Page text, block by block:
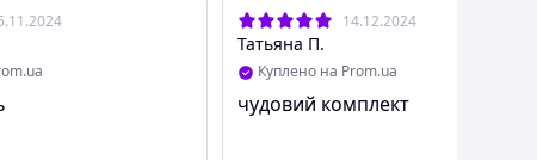
14.12.2024
Татьяна П.
Куплено на Prom.ua
чудовий комплект